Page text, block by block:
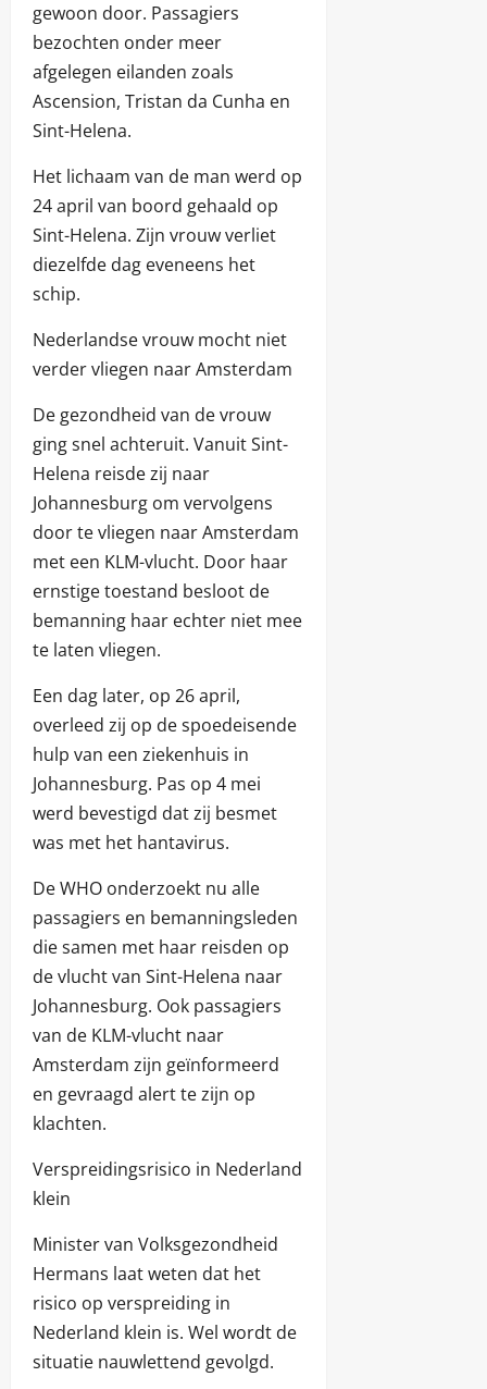
gewoon door. Passagiers
bezochten onder meer
afgelegen eilanden zoals
Ascension, Tristan da Cunha en
Sint-Helena.
Het lichaam van de man werd op
24 april van boord gehaald op
Sint-Helena. Zijn vrouw verliet
diezelfde dag eveneens het
schip.
Nederlandse vrouw mocht niet
verder vliegen naar Amsterdam
De gezondheid van de vrouw
ging snel achteruit. Vanuit Sint-
Helena reisde zij naar
Johannesburg om vervolgens
door te vliegen naar Amsterdam
met een KLM-vlucht. Door haar
ernstige toestand besloot de
bemanning haar echter niet mee
te laten vliegen.
Een dag later, op 26 april,
overleed zij op de spoedeisende
hulp van een ziekenhuis in
Johannesburg. Pas op 4 mei
werd bevestigd dat zij besmet
was met het hantavirus.
De WHO onderzoekt nu alle
passagiers en bemanningsleden
die samen met haar reisden op
de vlucht van Sint-Helena naar
Johannesburg. Ook passagiers
van de KLM-vlucht naar
Amsterdam zijn geïnformeerd
en gevraagd alert te zijn op
klachten.
Verspreidingsrisico in Nederland
klein
Minister van Volksgezondheid
Hermans laat weten dat het
risico op verspreiding in
Nederland klein is. Wel wordt de
situatie nauwlettend gevolgd.